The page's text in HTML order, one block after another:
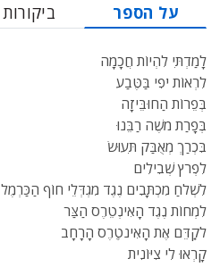
על הספר ביקורות
לָמַדְתִּי לִהְיוֹת חֲכָמָה
לִרְאוֹת יֹפִי בַּטֶּבַע
בְּפֵרוֹת הַחוּבֵּיזָה
בְּפָרַת מֹשֶׁה רַבֵּנוּ
בִּכְרַךְ מְאֻבַּק תִּעוּשׂ
לִפְרֹץ שְׁבִילִים
לִשְׁלֹחַ מִכְתָּבִים נֶגֶד מִגְדְּלֵי חוֹף הַכַּרְמֶל
לִמְחוֹת נֶגֶד הָאִינְטֵרֶס הַצַּר
לקְַדֵּם אֶת הָאִינטְֵרֶס הָרָחָב
קָרְאוּ לִי צִיּוֹנִית